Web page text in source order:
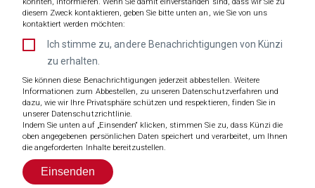
diesem Zweck kontaktieren, geben Sie bitte unten an, wie Sie von uns
kontaktiert werden möchten:
Ich stimme zu, andere Benachrichtigungen von Künzi
zu erhalten.
Sie können diese Benachrichtigungen jederzeit abbestellen. Weitere
Informationen zum Abbestellen, zu unseren Datenschutzverfahren und
dazu, wie wir Ihre Privatsphäre schützen und respektieren, finden Sie in
unserer Datenschutzrichtlinie.
Indem Sie unten auf „Einsenden“ klicken, stimmen Sie zu, dass Künzi die
oben angegebenen persönlichen Daten speichert und verarbeitet, um Ihnen
die angeforderten Inhalte bereitzustellen.